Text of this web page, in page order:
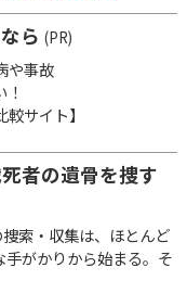
ら (PR)
や事故
サイト】
者の遺骨を捜す
索・収集は、ほとんど
がかりから始まる。そ